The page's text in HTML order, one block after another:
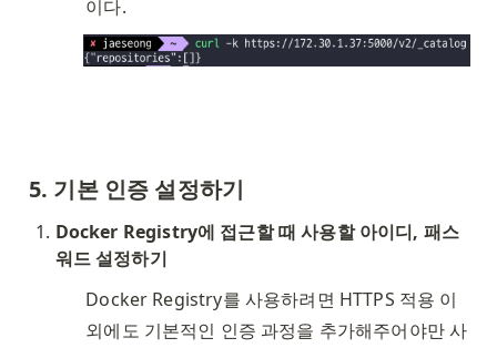
이다.
5. 기본 인증 설정하기
Docker Registry에 접근할 때 사용할 아이디, 패스
워드 설정하기
Docker Registry를 사용하려면 HTTPS 적용 이
외에도 기본적인 인증 과정을 추가해주어야만 사